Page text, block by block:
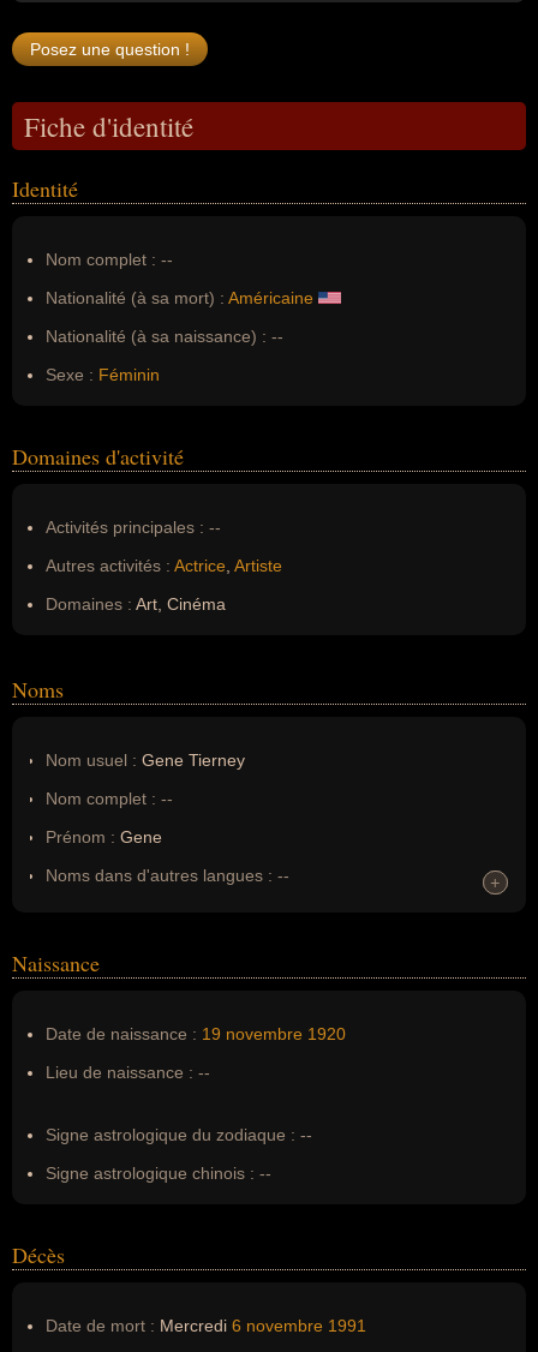
Fiche d'identité
Identité
Nom complet : --
Nationalité (à sa mort) : Américaine
Nationalité (à sa naissance) : --
Sexe : Féminin
Domaines d'activité
Activités principales : --
Autres activités : Actrice Artiste
Domaines : Art, Cinéma
Noms
Nom usuel : Gene Tierney
Nom complet : --
Prénom : Gene
Noms dans d'autres langues : --
Nom de famille :Tierney
+
+
Naissance
Date de naissance : 19 novembre 1920
Lieu de naissance : --
Signe astrologique du zodiaque : --
Signe astrologique chinois : --
Décès
Date de mort : Mercredi 6 novembre 1991